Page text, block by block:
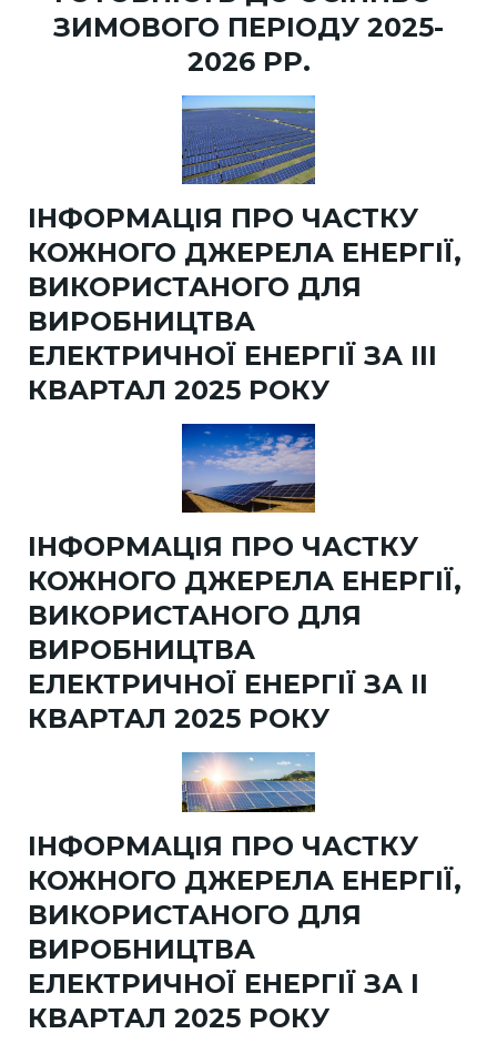
ЗИМОВОГО ПЕРІОДУ 2025-
2026 РР.
ІНФОРМАЦІЯ ПРО ЧАСТКУ
КОЖНОГО ДЖЕРЕЛА ЕНЕРГІЇ,
ВИКОРИСТАНОГО ДЛЯ
ВИРОБНИЦТВА
ЕЛЕКТРИЧНОЇ ЕНЕРГІЇ ЗА III
КВАРТАЛ 2025 РОКУ
ІНФОРМАЦІЯ ПРО ЧАСТКУ
КОЖНОГО ДЖЕРЕЛА ЕНЕРГІЇ,
ВИКОРИСТАНОГО ДЛЯ
ВИРОБНИЦТВА
ЕЛЕКТРИЧНОЇ ЕНЕРГІЇ ЗА II
КВАРТАЛ 2025 РОКУ
ІНФОРМАЦІЯ ПРО ЧАСТКУ
КОЖНОГО ДЖЕРЕЛА ЕНЕРГІЇ,
ВИКОРИСТАНОГО ДЛЯ
ВИРОБНИЦТВА
ЕЛЕКТРИЧНОЇ ЕНЕРГІЇ ЗА I
КВАРТАЛ 2025 РОКУ